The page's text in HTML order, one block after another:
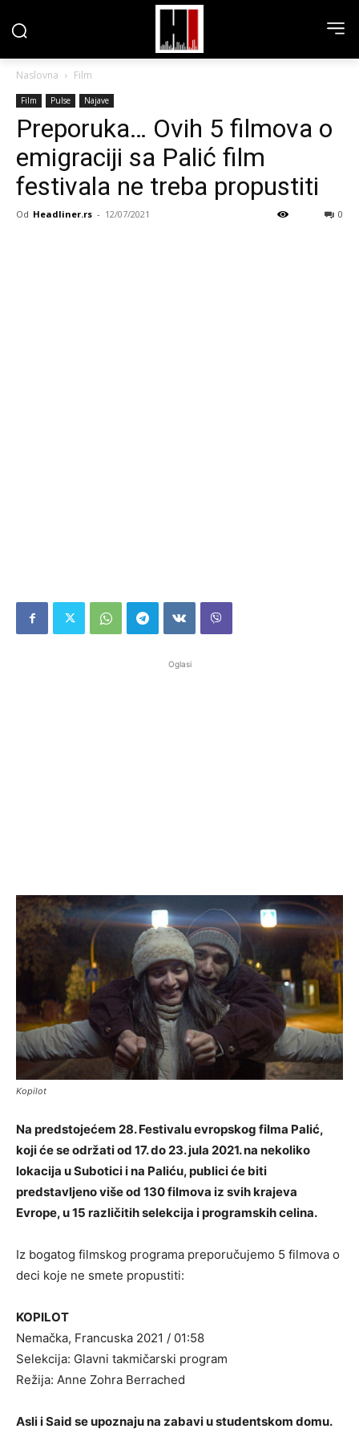
Naslovna Film
Film Pulse Najave
Preporuka… Ovih 5 filmova o
emigraciji sa Palić film
festivala ne treba propustiti
Od Headliner.rs - 12/07/2021 0
Oglasi
Kopilot
Na predstojećem 28. Festivalu evropskog filma Palić,
koji će se održati od 17. do 23. jula 2021. na nekoliko
lokacija u Subotici i na Paliću, publici će biti
predstavljeno više od 130 filmova iz svih krajeva
Evrope, u 15 različitih selekcija i programskih celina.
Iz bogatog filmskog programa preporučujemo 5 filmova o
deci koje ne smete propustiti:
KOPILOT
Nemačka, Francuska 2021 / 01:58
Selekcija: Glavni takmičarski program
Režija: Anne Zohra Berrached
Asli i Said se upoznaju na zabavi u studentskom domu.